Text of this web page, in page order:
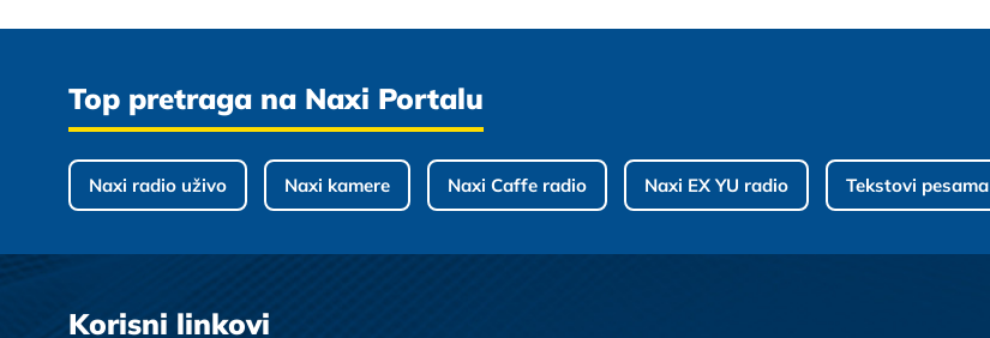
Top pretraga na Naxi Portalu
Naxi radio uživo Naxi kamere Naxi Caffe radio Naxi EX YU radio Tekstovi pesama
Korisni linkovi